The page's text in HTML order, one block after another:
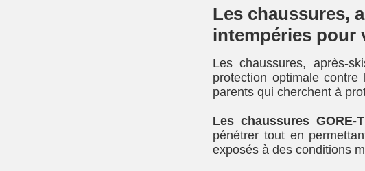
Les chaussures,
intempéries pour
Les chaussures, après-
protection optimale
parents qui cherchent à
Les chaussures GORE-
pénétrer tout en
exposés à des conditions